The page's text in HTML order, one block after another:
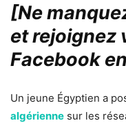
[Ne
et rejoignez
Facebook
Un jeune Égyptien a
algérienne sur les